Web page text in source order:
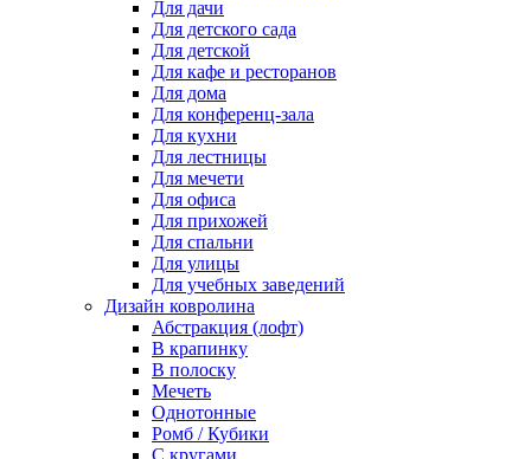
Для дачи
Для детского сада
Для детской
Для кафе и ресторанов
Для дома
Для конференц-зала
Для кухни
Для лестницы
Для мечети
Для офиса
Для прихожей
Для спальни
Для улицы
Для учебных заведений
Дизайн ковролина
Абстракция (лофт)
В крапинку
В полоску
Мечеть
Однотонные
Ромб / Кубики
С кругами